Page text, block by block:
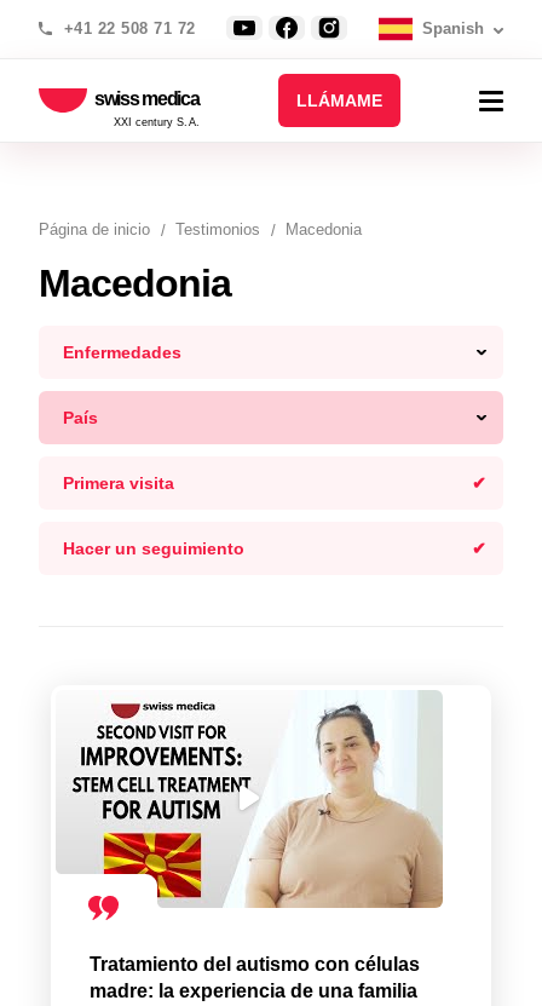
+41 22 508 71 72 Spanish
swiss medica
XXI century S.A.
LLÁMAME
Página de inicio Testimonios Macedonia
Macedonia
Enfermedades
País
Primera visita
Hacer un seguimiento
Tratamiento del autismo con células
madre: la experiencia de una familia